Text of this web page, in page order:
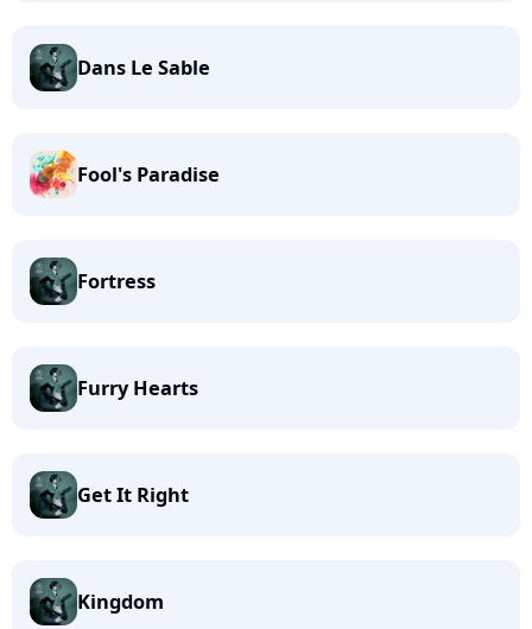
Dans Le Sable
Fool's Paradise
Fortress
Furry Hearts
Get It Right
Kingdom